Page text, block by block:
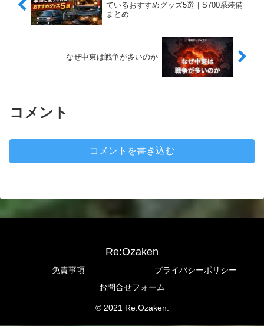
ているおすすめグッズ5選｜S700系装備
まとめ
なぜ中東は戦争が多いのか
コメント
コメントを書き込む
Re:Ozaken
免責事項
プライバシーポリシー
お問合せフォーム
© 2021 Re:Ozaken.